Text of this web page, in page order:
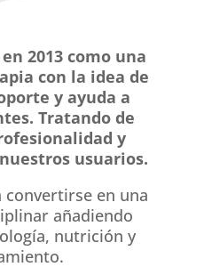
2013 como una
con la idea de
y ayuda a
Tratando de
y
usuarios.
convertirse en una
añadiendo
nutrición y